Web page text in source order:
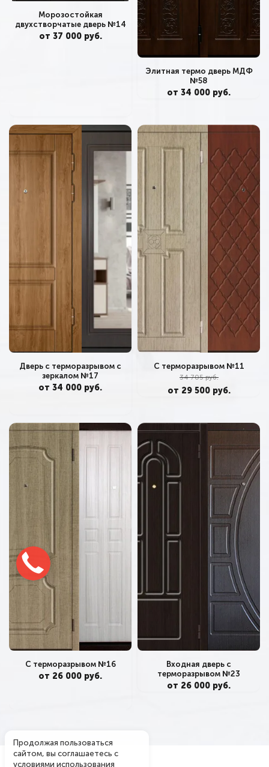
Морозостойкая
двухстворчатые дверь №14
от 37 000 руб.
Элитная термо дверь МДФ
№58
от 34 000 руб.
Дверь с терморазрывом с
зеркалом №17
от 34 000 руб.
С терморазрывом №11
34 705 руб.
от 29 500 руб.
С терморазрывом №16
от 26 000 руб.
Входная дверь с
терморазрывом №23
от 26 000 руб.
Продолжая пользоваться
сайтом, вы соглашаетесь с
условиями использования